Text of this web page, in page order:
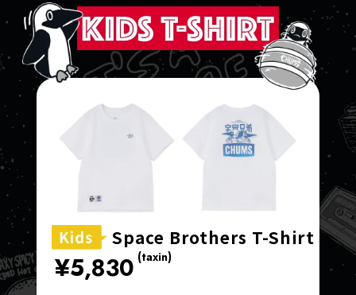
Space Brothers T-Shirt
¥5,830 (taxin)